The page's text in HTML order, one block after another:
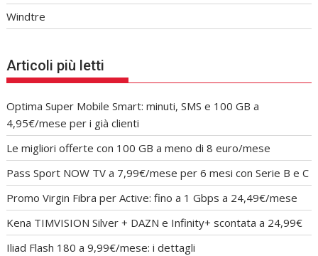
Windtre
Articoli più letti
Optima Super Mobile Smart: minuti, SMS e 100 GB a
4,95€/mese per i già clienti
Le migliori offerte con 100 GB a meno di 8 euro/mese
Pass Sport NOW TV a 7,99€/mese per 6 mesi con Serie B e C
Promo Virgin Fibra per Active: fino a 1 Gbps a 24,49€/mese
Kena TIMVISION Silver + DAZN e Infinity+ scontata a 24,99€
Iliad Flash 180 a 9,99€/mese: i dettagli